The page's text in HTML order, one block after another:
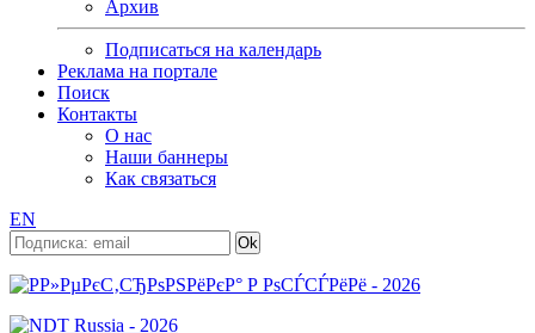
Архив
Подписаться на календарь
Реклама на портале
Поиск
Контакты
О нас
Наши баннеры
Как связаться
EN